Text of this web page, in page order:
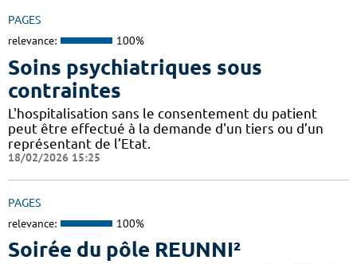
PAGES
relevance: 100%
Soins psychiatriques sous
contraintes
L'hospitalisation sans le consentement du patient
peut être effectué à la demande d'un tiers ou d’un
représentant de l’Etat.
18/02/2026 15:25
PAGES
relevance: 100%
Soirée du pôle REUNNI²